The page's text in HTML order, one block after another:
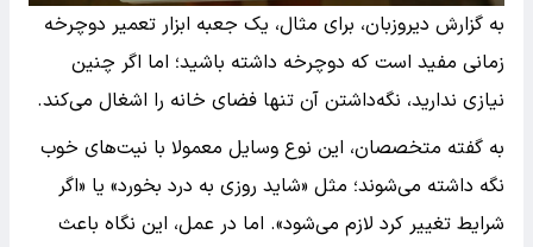
به گزارش دیروزبان، برای مثال، یک جعبه ابزار تعمیر دوچرخه
زمانی مفید است که دوچرخه داشته باشید؛ اما اگر چنین
نیازی ندارید، نگه‌داشتن آن تنها فضای خانه را اشغال می‌کند.
به گفته متخصصان، این نوع وسایل معمولا با نیت‌های خوب
نگه داشته می‌شوند؛ مثل «شاید روزی به درد بخورد» یا «اگر
شرایط تغییر کرد لازم می‌شود». اما در عمل، این نگاه باعث